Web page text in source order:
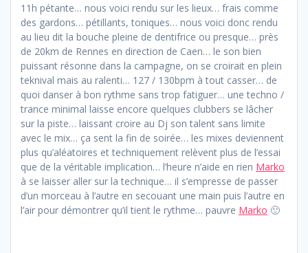
11h pétante… nous voici rendu sur les lieux… frais comme
des gardons… pétillants, toniques… nous voici donc rendu
au lieu dit la bouche pleine de dentifrice ou presque… près
de 20km de Rennes en direction de Caen… le son bien
puissant résonne dans la campagne, on se croirait en plein
teknival mais au ralenti… 127 / 130bpm à tout casser… de
quoi danser à bon rythme sans trop fatiguer… une techno /
trance minimal laisse encore quelques clubbers se lâcher
sur la piste… laissant croire au Dj son talent sans limite
avec le mix… ça sent la fin de soirée… les mixes deviennent
plus qu’aléatoires et techniquement relèvent plus de l’essai
que de la véritable implication… l’heure n’aide en rien Marko
à se laisser aller sur la technique… il s’empresse de passer
d’un morceau à l’autre en secouant une main puis l’autre en
l’air pour démontrer qu’il tient le rythme… pauvre Marko 🙂